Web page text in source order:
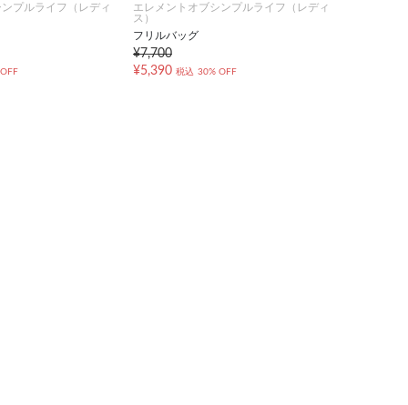
プルライフ（レディ
エレメントオブシンプルライフ（レディ
ス）
フリルバッグ
¥7,700
¥5,390 税込 30% OFF